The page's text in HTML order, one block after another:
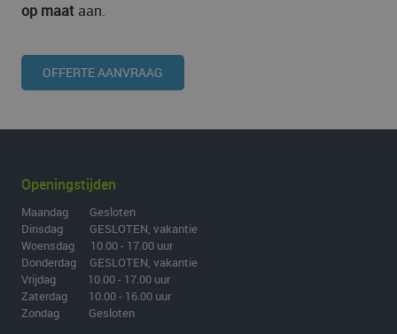
op maat aan.
OFFERTE AANVRAAG
Openingstijden
Maandag Gesloten
Dinsdag GESLOTEN, vakantie
Woensdag 10.00 - 17.00 uur
Donderdag GESLOTEN, vakantie
Vrijdag 10.00 - 17.00 uur
Zaterdag 10.00 - 16.00 uur
Zondag Gesloten